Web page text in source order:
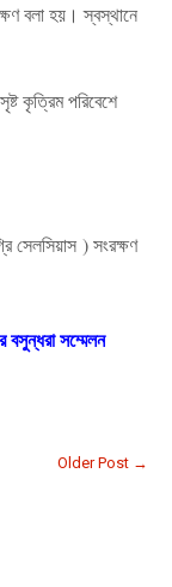
বলাহয় । স্বস্থানে
সৃষ্টকৃত্রিমপরিবেশে
সেলসিয়াস ) সংরক্ষণ
সম্মেলন
Older Post →